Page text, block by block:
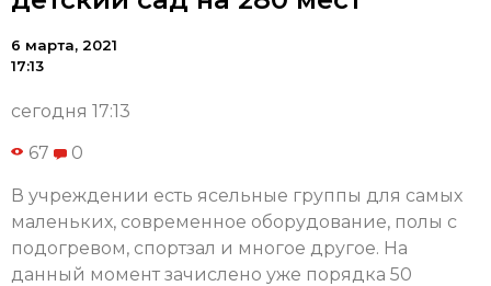
6 марта, 2021
17:13
сегодня 17:13
67 0
В учреждении есть ясельные группы для самых
маленьких, современное оборудование, полы с
подогревом, спортзал и многое другое. На
данный момент зачислено уже порядка 50